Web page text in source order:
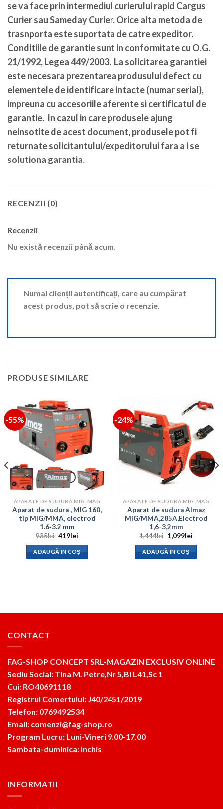
se va face prin intermediul curierului rapid Cargus
Curier sau Sameday Curier. Orice alta metoda de
trasnporta este suportata de catre expeditor.
Conditiile de garantie sunt in conformitate cu O.G.
21/1992, Legea 449/2003. La solicitarea garantiei
este necesara prezentarea produsului defect cu
elementele de identificare intacte (numar serial),
impreuna cu accesoriile aferente si certificatul de
garantie. In cazul in care produsele ajung
neinsotite de acest document, produsele pot fi
returnate solicitantului/expeditorului fara a i se
solutiona garantia.
RECENZII (0)
Recenzii
Nu există recenzii până acum.
Numai clienții autentificați, care au cumpărat
acest produs, pot să scrie o recenzie.
PRODUSE SIMILARE
-55%
APARATE DE SUDURA MIG-MAG
Aparat de sudura , MIG 160,
tip MIG/MMA, electrod
1.6‐3.2 mm
935lei Prețul
a
fost:
935lei.
419leiPrețul
este:
419lei.
ADAUGĂ ÎN COȘ
-24%
APARATE DE SUDURA MIG-MAG
Aparat de sudura Almaz
MIG/MMA,285A,Electrod
1,6-3,2mm
1,444lei Prețul
inițial
a
fost:
1,444lei.
1,099leiPrețul
ADAUGĂ ÎN COȘ
CONTACT
FAG-SHOP CONCEPT SRL-MAGAZIN EXCLUSIV ONLINE
Sediu Social: Tina M. Petre,Nr 5,Bl L41,Sc 1
Cui: RO40691118
Registrul Comertului: J40/2451/2019
Telefon: 0769492534
Email: comenzi@fag-shop.ro
Program Lucru: Luni-Vineri 9.00-17.00
Sambata-duminica: Inchis
INFORMATII